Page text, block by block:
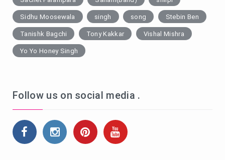
Sidhu Moosewala singh song Stebin Ben
Tanishk Bagchi Tony Kakkar Vishal Mishra
Yo Yo Honey Singh
Follow us on social media .